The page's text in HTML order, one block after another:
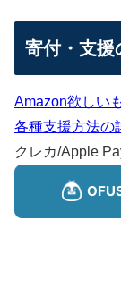
寄付・支援
Amazon欲しい
各種支援方法の
クレカ/Apple